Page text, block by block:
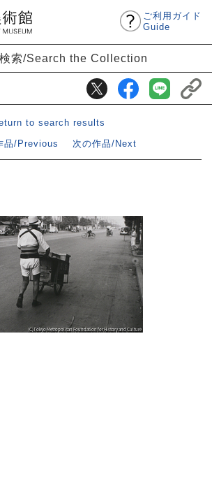
ご利用ガイド
Guide
索/Search the Collection
to search results
品/Previous
次の作品/Next